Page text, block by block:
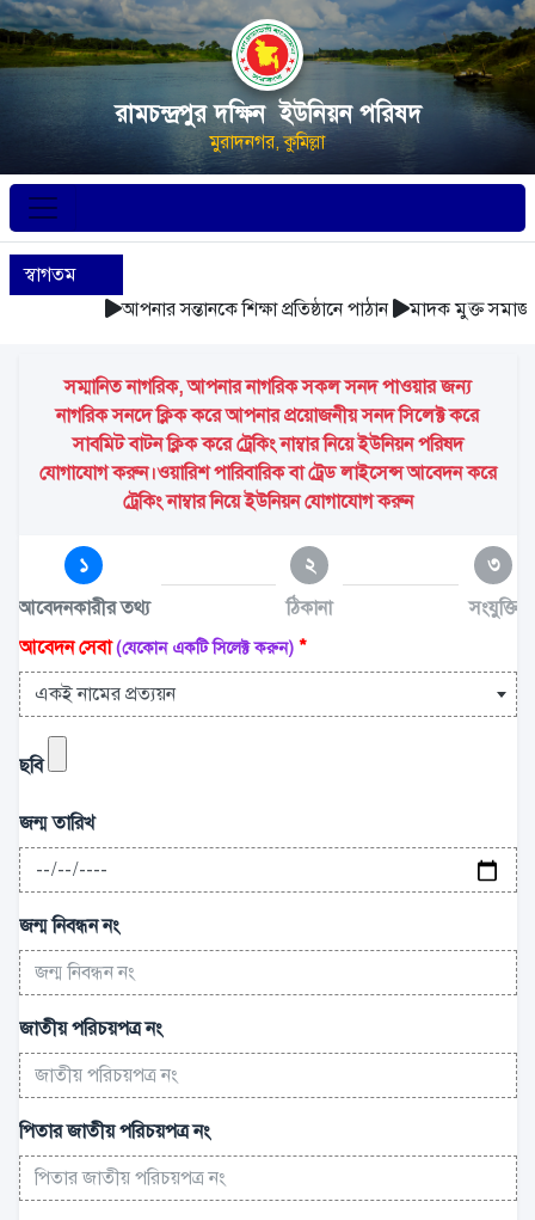
রামচন্দ্রপুর দক্ষিন ইউনিয়ন পরিষদ
মুরাদনগর, কুমিল্লা
স্বাগতম
আপনার সন্তানকে শিক্ষা প্রতিষ্ঠানে পাঠান
মাদক মুক্ত সমাজ
সম্মানিত নাগরিক, আপনার নাগরিক সকল সনদ পাওয়ার জন্য
নাগরিক সনদে ক্লিক করে আপনার প্রয়োজনীয় সনদ সিলেক্ট করে
সাবমিট বাটন ক্লিক করে ট্রেকিং নাম্বার নিয়ে ইউনিয়ন পরিষদ
যোগাযোগ করুন।ওয়ারিশ পারিবারিক বা ট্রেড লাইসেন্স আবেদন করে
ট্রেকিং নাম্বার নিয়ে ইউনিয়ন যোগাযোগ করুন
১
আবেদনকারীর তথ্য
২
ঠিকানা
৩
সংযুক্তি
আবেদন সেবা(যেকোন একটি সিলেক্ট করুন) *
একই নামের প্রত্যয়ন
ছবি
জন্ম তারিখ
জন্ম নিবন্ধন নং
জাতীয় পরিচয়পত্র নং
পিতার জাতীয় পরিচয়পত্র নং